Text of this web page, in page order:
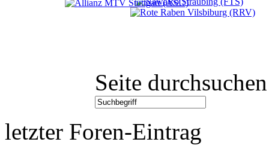
Seite durchsuchen
letzter Foren-Eintrag